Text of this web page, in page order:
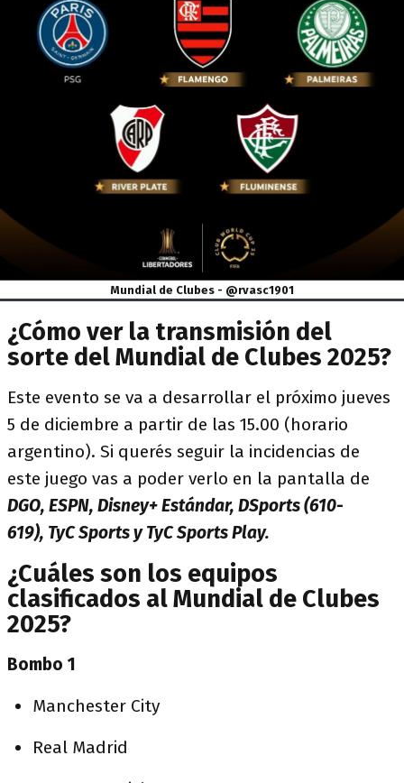
Mundial de Clubes - @rvasc1901
¿Cómo ver la transmisión del
sorte del Mundial de Clubes 2025?
Este evento se va a desarrollar el próximo jueves
5 de diciembre a partir de las 15.00 (horario
argentino). Si querés seguir la incidencias de
este juego vas a poder verlo en la pantalla de
DGO, ESPN, Disney+ Estándar, DSports (610-
619), TyC Sports y TyC Sports Play.
¿Cuáles son los equipos
clasificados al Mundial de Clubes
2025?
Bombo 1
Manchester City
Real Madrid